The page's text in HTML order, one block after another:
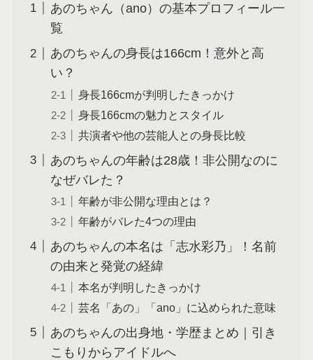
あのちゃん（ano）の基本プロフィール一
覧
あのちゃんの身長は166cm！意外と高
い？
身長166cmが判明したきっかけ
身長166cmの魅力とスタイル
共演者や他の芸能人との身長比較
あのちゃんの年齢は28歳！非公開なのに
なぜバレた？
年齢が非公開な理由とは？
年齢がバレた4つの理由
あのちゃんの本名は「志水彩乃」！名前
の由来と発覚の経緯
本名が判明したきっかけ
芸名「あの」「ano」に込められた意味
あのちゃんの出身地・学歴まとめ｜引き
こもりからアイドルへ